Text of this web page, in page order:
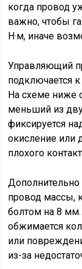
когда провод
важно, чтобы
Н·м, иначе
Управляющий
подключается
На схеме ниже
меньший из
фиксируется
окисление или
плохого
Дополнительно
провод массы,
болтом на 8 мм.
обжимается
или
из-за